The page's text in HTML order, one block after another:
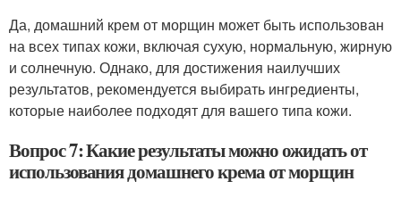
Да, домашний крем от морщин может быть использован
на всех типах кожи, включая сухую, нормальную, жирную
и солнечную. Однако, для достижения наилучших
результатов, рекомендуется выбирать ингредиенты,
которые наиболее подходят для вашего типа кожи.
Вопрос 7: Какие результаты можно ожидать от
использования домашнего крема от морщин